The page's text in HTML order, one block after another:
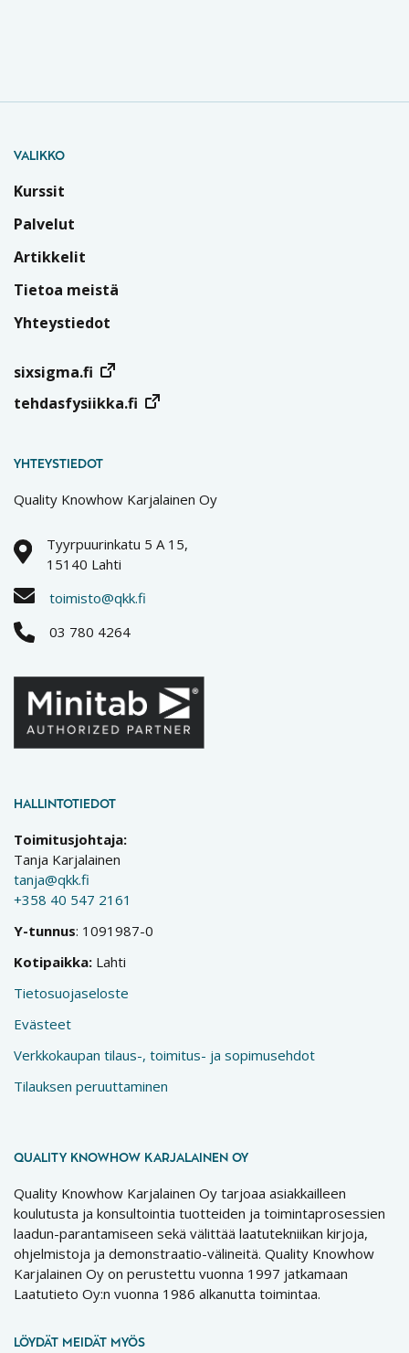
VALIKKO
Kurssit
Palvelut
Artikkelit
Tietoa meistä
Yhteystiedot
sixsigma.fi
tehdasfysiikka.fi
YHTEYSTIEDOT
Quality Knowhow Karjalainen Oy
Tyyrpuurinkatu 5 A 15,
15140 Lahti
toimisto@qkk.fi
03 780 4264
HALLINTOTIEDOT
Toimitusjohtaja:
Tanja Karjalainen
tanja@qkk.fi
+358 40 547 2161
Y-tunnus: 1091987-0
Kotipaikka: Lahti
Tietosuojaseloste
Evästeet
Verkkokaupan tilaus-, toimitus- ja sopimusehdot
Tilauksen peruuttaminen
QUALITY KNOWHOW KARJALAINEN OY
Quality Knowhow Karjalainen Oy tarjoaa asiakkailleen
koulutusta ja konsultointia tuotteiden ja toimintaprosessien
laadun-parantamiseen sekä välittää laatutekniikan kirjoja,
ohjelmistoja ja demonstraatio-välineitä. Quality Knowhow
Karjalainen Oy on perustettu vuonna 1997 jatkamaan
Laatutieto Oy:n vuonna 1986 alkanutta toimintaa.
LÖYDÄT MEIDÄT MYÖS